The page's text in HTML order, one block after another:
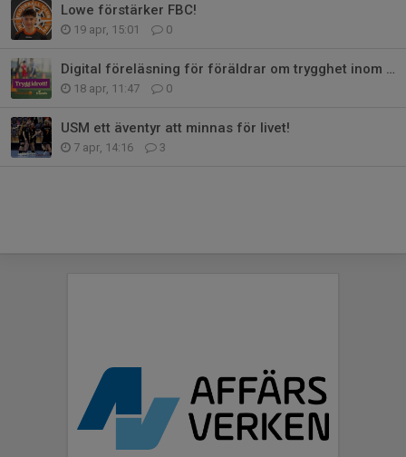
Lowe förstärker FBC!
19 apr, 15:01 0
Digital föreläsning för föräldrar om trygghet inom idrott - Inbjudan
18 apr, 11:47 0
USM ett äventyr att minnas för livet!
7 apr, 14:16 3